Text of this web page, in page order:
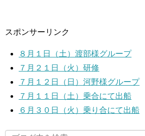
スポンサーリンク
８月１日（土）渡部様グループ
７月２１日（火）研修
７月１２日（日）河野様グループ
７月１１日（土）乗合にて出船
６月３０日（火）乗り合にて出船